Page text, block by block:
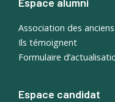
Espace alumni
Association des anciens
Ils témoignent
Formulaire
Espace candidat